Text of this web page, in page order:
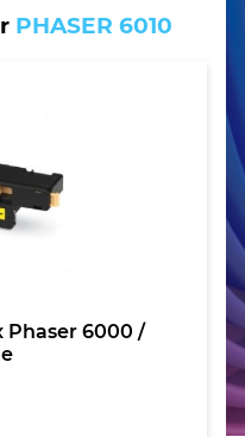
PHASER 6010
Phaser 6000 /